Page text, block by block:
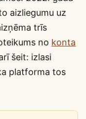
aizliegumu uz
trīs
no konta
šeit: izlasi
platforma tos